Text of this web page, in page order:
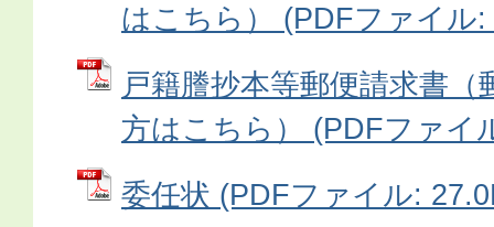
はこちら） (PDFファイル:
戸籍謄抄本等郵便請求書
方はこちら） (PDFファイ
委任状 (PDFファイル: